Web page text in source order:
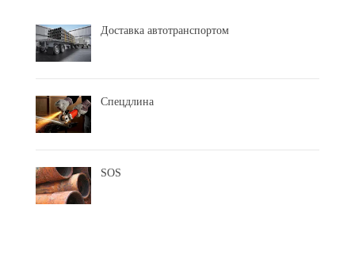
Доставка автотранспортом
Спецдлина
SOS